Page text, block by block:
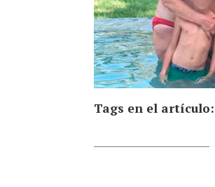
Tags en el artículo: